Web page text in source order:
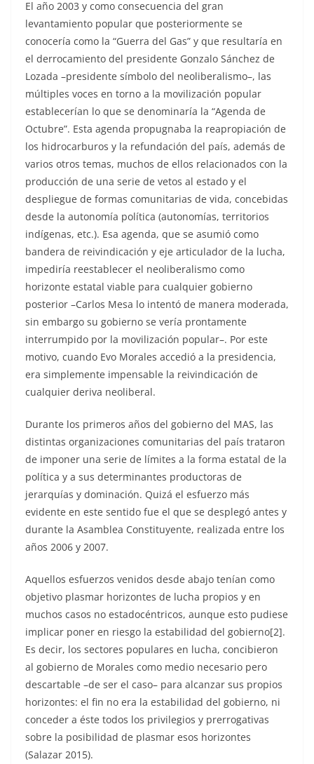
El año 2003 y como consecuencia del gran
levantamiento popular que posteriormente se
conocería como la “Guerra del Gas” y que resultaría en
el derrocamiento del presidente Gonzalo Sánchez de
Lozada –presidente símbolo del neoliberalismo–, las
múltiples voces en torno a la movilización popular
establecerían lo que se denominaría la “Agenda de
Octubre”. Esta agenda propugnaba la reapropiación de
los hidrocarburos y la refundación del país, además de
varios otros temas, muchos de ellos relacionados con la
producción de una serie de vetos al estado y el
despliegue de formas comunitarias de vida, concebidas
desde la autonomía política (autonomías, territorios
indígenas, etc.). Esa agenda, que se asumió como
bandera de reivindicación y eje articulador de la lucha,
impediría reestablecer el neoliberalismo como
horizonte estatal viable para cualquier gobierno
posterior –Carlos Mesa lo intentó de manera moderada,
sin embargo su gobierno se vería prontamente
interrumpido por la movilización popular–. Por este
motivo, cuando Evo Morales accedió a la presidencia,
era simplemente impensable la reivindicación de
cualquier deriva neoliberal.
Durante los primeros años del gobierno del MAS, las
distintas organizaciones comunitarias del país trataron
de imponer una serie de límites a la forma estatal de la
política y a sus determinantes productoras de
jerarquías y dominación. Quizá el esfuerzo más
evidente en este sentido fue el que se desplegó antes y
durante la Asamblea Constituyente, realizada entre los
años 2006 y 2007.
Aquellos esfuerzos venidos desde abajo tenían como
objetivo plasmar horizontes de lucha propios y en
muchos casos no estadocéntricos, aunque esto pudiese
implicar poner en riesgo la estabilidad del gobierno[2].
Es decir, los sectores populares en lucha, concibieron
al gobierno de Morales como medio necesario pero
descartable –de ser el caso– para alcanzar sus propios
horizontes: el fin no era la estabilidad del gobierno, ni
conceder a éste todos los privilegios y prerrogativas
sobre la posibilidad de plasmar esos horizontes
(Salazar 2015).